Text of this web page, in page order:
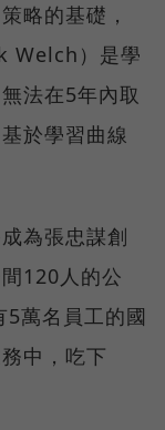
略的基礎，
Welch）是學
法在5年內取
於學習曲線
為張忠謀創
120人的公
萬名員工的國
中，吃下